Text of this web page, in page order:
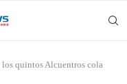
quintos Alcuentros cola